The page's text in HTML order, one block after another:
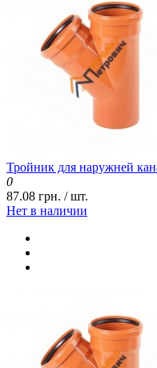
Тройник для наружней
0
87.08 грн. / шт.
Нет в наличии